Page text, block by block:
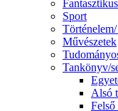
Sport
Művészetek
Tankönyv/
Alsó
Felső